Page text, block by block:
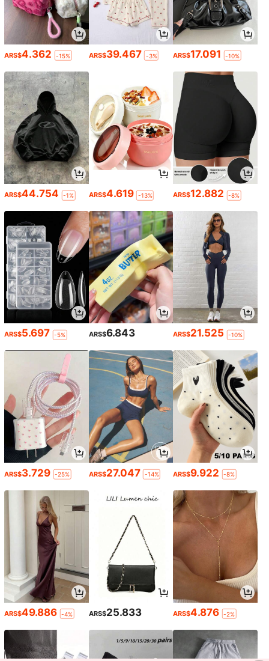
ARS$4.362 -15% ARS$39.467 -3% ARS$17.091 -10%
ARS$44.754 -1% ARS$4.619 -13% ARS$12.882 -8%
ARS$5.697 -5% ARS$6.843 ARS$21.525 -10%
ARS$3.729 -25% ARS$27.047 -14% ARS$9.922 -8%
ARS$49.886 -4% ARS$25.833 ARS$4.876 -2%